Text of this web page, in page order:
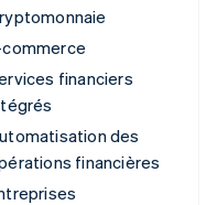
commerce
financiers
des
financières